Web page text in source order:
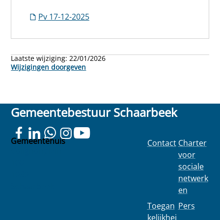
Pv 17-12-2025
Laatste wijziging:22/01/2026
Wijzigingen doorgeven
Gemeentebestuur Schaarbeek
Gemeentehuis
Contact
Toegan
kelijkhei
Charter
voor
sociale
netwerk
en
Pers